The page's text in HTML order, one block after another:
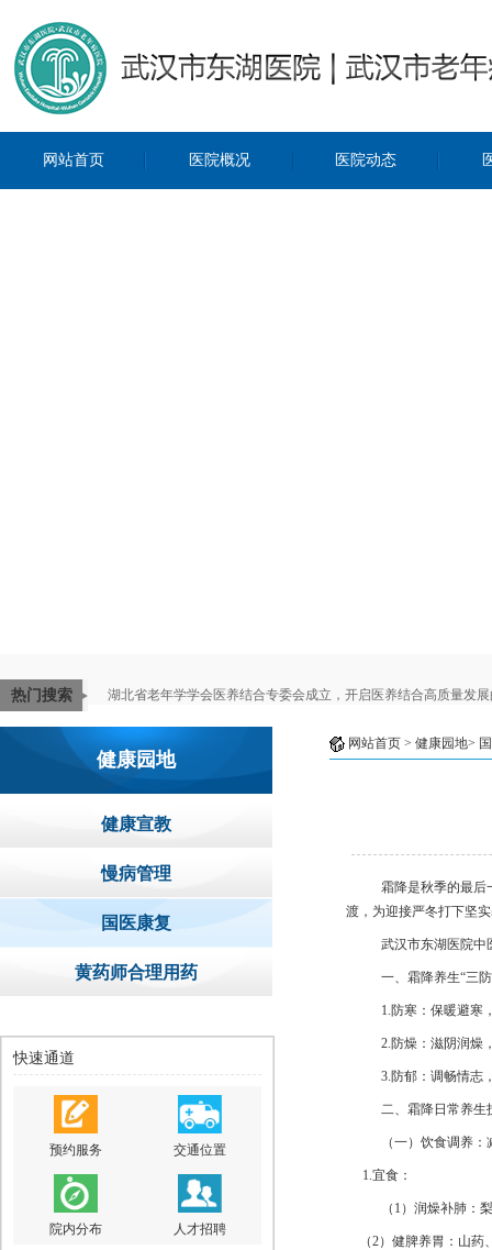
网站首页 医院概况 医院动态
热门搜索 湖北省老年学学会医养结合专委会成立，开启医养结合高质量发
健康园地
健康宣教
慢病管理
国医康复
黄药师合理用药
快速通道
预约服务 交通位置
院内分布 人才招聘
网站首页 > 健康园地>
霜降是秋季的最后
渡，为迎接严冬打下坚
武汉市东湖医院中
一、霜降养生“三
1.防寒：保暖避寒
2.防燥：滋阴润燥
3.防郁：调畅情志
二、霜降日常养生
（一）饮食调养
1.宜食：
（1） 润燥补肺：
（2） 健脾养胃：山药